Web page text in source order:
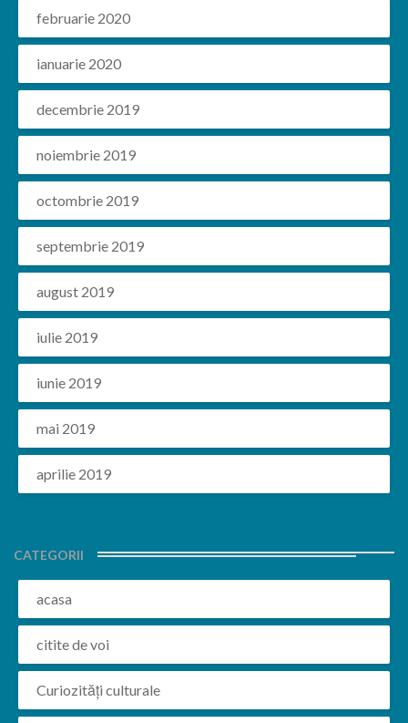
februarie 2020
ianuarie 2020
decembrie 2019
noiembrie 2019
octombrie 2019
septembrie 2019
august 2019
iulie 2019
iunie 2019
mai 2019
aprilie 2019
CATEGORII
acasa
citite de voi
Curiozități culturale